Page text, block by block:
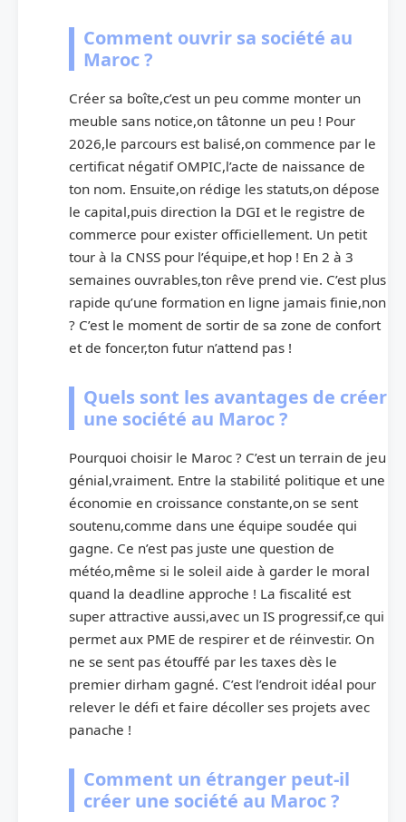
Comment ouvrir sa société au
Maroc ?
Créer sa boîte,c’est un peu comme monter un
meuble sans notice,on tâtonne un peu ! Pour
2026,le parcours est balisé,on commence par le
certificat négatif OMPIC,l’acte de naissance de
ton nom. Ensuite,on rédige les statuts,on dépose
le capital,puis direction la DGI et le registre de
commerce pour exister officiellement. Un petit
tour à la CNSS pour l’équipe,et hop ! En 2 à 3
semaines ouvrables,ton rêve prend vie. C’est plus
rapide qu’une formation en ligne jamais finie,non
? C’est le moment de sortir de sa zone de confort
et de foncer,ton futur n’attend pas !
Quels sont les avantages de créer
une société au Maroc ?
Pourquoi choisir le Maroc ? C’est un terrain de jeu
génial,vraiment. Entre la stabilité politique et une
économie en croissance constante,on se sent
soutenu,comme dans une équipe soudée qui
gagne. Ce n’est pas juste une question de
météo,même si le soleil aide à garder le moral
quand la deadline approche ! La fiscalité est
super attractive aussi,avec un IS progressif,ce qui
permet aux PME de respirer et de réinvestir. On
ne se sent pas étouffé par les taxes dès le
premier dirham gagné. C’est l’endroit idéal pour
relever le défi et faire décoller ses projets avec
panache !
Comment un étranger peut-il
créer une société au Maroc ?